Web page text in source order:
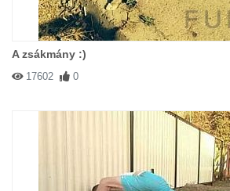
A zsákmány :)
17602 0